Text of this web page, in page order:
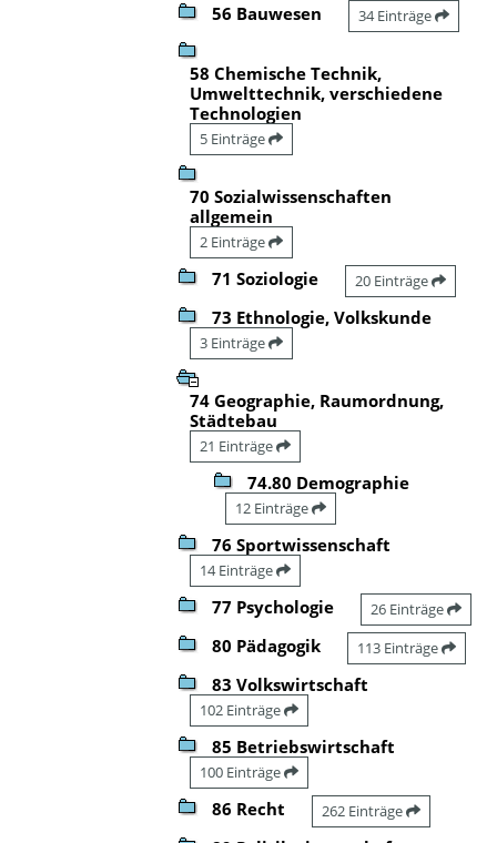
56 Bauwesen 34 Einträge
58 Chemische Technik,
Umwelttechnik, verschiedene
Technologien
5 Einträge
70 Sozialwissenschaften
allgemein
2 Einträge
71 Soziologie 20 Einträge
73 Ethnologie, Volkskunde
3 Einträge
74 Geographie, Raumordnung,
Städtebau
21 Einträge
74.80 Demographie
12 Einträge
76 Sportwissenschaft
14 Einträge
77 Psychologie 26 Einträge
80 Pädagogik 113 Einträge
83 Volkswirtschaft
102 Einträge
85 Betriebswirtschaft
100 Einträge
86 Recht 262 Einträge